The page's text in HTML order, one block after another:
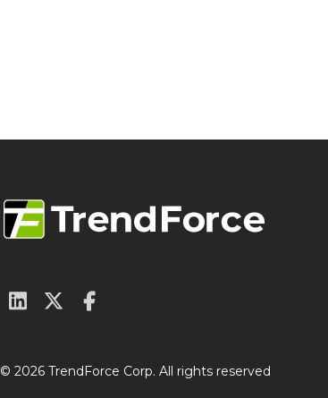
© 2026 TrendForce Corp. All rights reserved